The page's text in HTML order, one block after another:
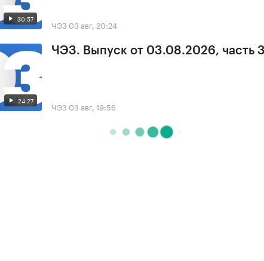
30:57 ЧЭЗ 03 авг, 20:24
24:27
ЧЭЗ. Выпуск от 03.08.2026, часть
ЧЭЗ 03 авг, 19:56